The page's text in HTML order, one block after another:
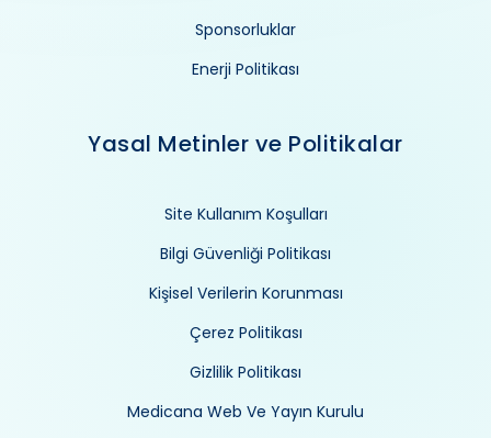
Sponsorluklar
Enerji Politikası
Yasal Metinler ve Politikalar
Site Kullanım Koşulları
Bilgi Güvenliği Politikası
Kişisel Verilerin Korunması
Çerez Politikası
Gizlilik Politikası
Medicana Web Ve Yayın Kurulu